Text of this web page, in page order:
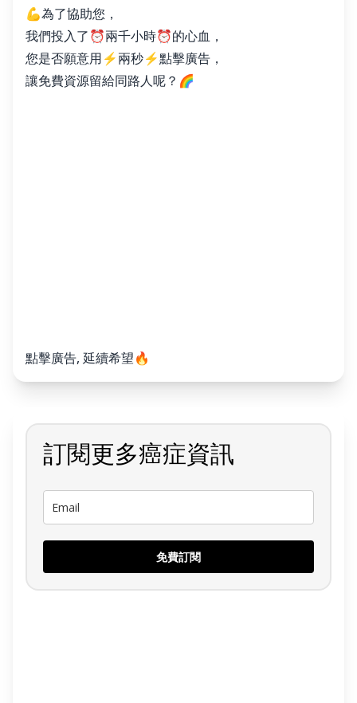
💪為了協助您，
我們投入了⏰兩千小時⏰的心血，
您是否願意用⚡️兩秒⚡️點擊廣告，
讓免費資源留給同路人呢？🌈
點擊廣告, 延續希望🔥
訂閱更多癌症資訊
免費訂閱